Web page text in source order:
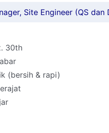
Site Engineer (QS dan
30th
(bersih & rapi)